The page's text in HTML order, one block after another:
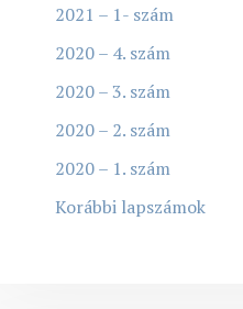
2021 – 1- szám
2020 – 4. szám
2020 – 3. szám
2020 – 2. szám
2020 – 1. szám
Korábbi lapszámok